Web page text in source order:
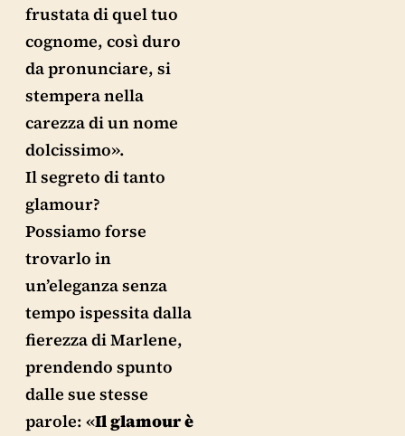
frustata di quel tuo
cognome, così duro
da pronunciare, si
stempera nella
carezza di un nome
dolcissimo».
Il segreto di tanto
glamour?
Possiamo forse
trovarlo in
un’eleganza senza
tempo ispessita dalla
fierezza di Marlene,
prendendo spunto
dalle sue stesse
parole: «Il glamour è